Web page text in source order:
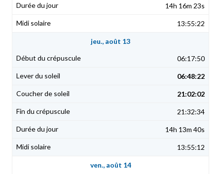
14h 16m 23s
13:55:22
jeu., août 13
06:17:50
06:48:22
21:02:02
21:32:34
14h 13m 40s
13:55:12
ven., août 14